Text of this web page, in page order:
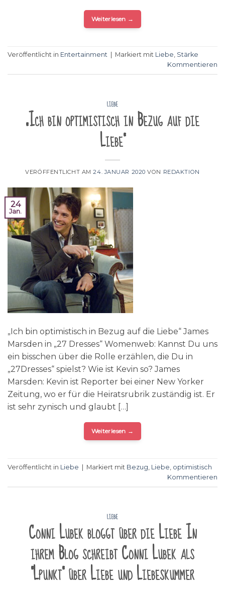
Weiterlesen →
Veröffentlicht in Entertainment Markiert mit Liebe, Stärke
Kommentieren
LIEBE
„Ich bin optimistisch in Bezug auf die
Liebe“
VERÖFFENTLICHT AM24. JANUAR 2020 VON REDAKTION
24
Jan.
„Ich bin optimistisch in Bezug auf die Liebe“ James
Marsden in „27 Dresses“ Womenweb: Kannst Du uns
ein bisschen über die Rolle erzählen, die Du in
„27Dresses“ spielst? Wie ist Kevin so? James
Marsden: Kevin ist Reporter bei einer New Yorker
Zeitung, wo er für die Heiratsrubrik zuständig ist. Er
ist sehr zynisch und glaubt […]
Weiterlesen →
Veröffentlicht in Liebe Markiert mit Bezug Liebe optimistisch
Kommentieren
LIEBE
Conni Lubek bloggt über die Liebe In
ihrem Blog schreibt Conni Lubek als
"Lpunkt" über Liebe und Liebeskummer